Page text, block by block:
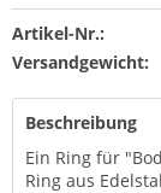
Artikel-Nr.:
Versandgewicht:
Beschreibung
Ein Ring für
Ring aus